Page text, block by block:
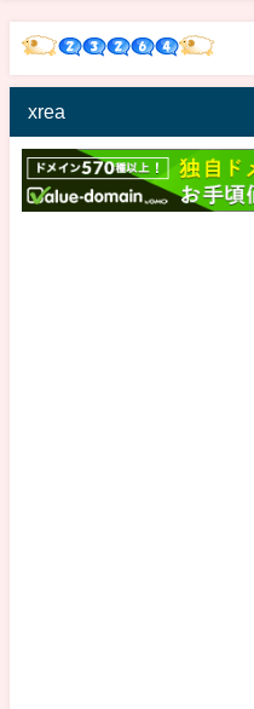
xrea